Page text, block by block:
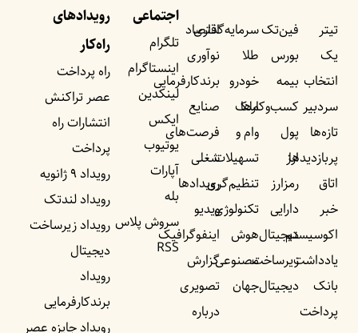
تیتر
یک
انتخاب
سردبیر
تازه‌ها
پربازدید‌ها
اتاق
خبر
اکوسیستم
یادداشت‌
بانک
پرداخت
فین‌تک
بورس
بیمه
کسب‌وکار‌ها
پول
ارز
رمزارز
دارایی
دیجیتال
زیرساخت
دیجیتال
سرمایه‌گذاری
طلا
خودرو
ملک
وام و
تسهیلات
تنظیم‌گری
تکنولوژی
هوش
مصنوعی
جهان
اقتصاد
نوآوری
برندکارفرمایی
صنایع
فرصت‌های
شغلی
رویداد‌ها
ویدیو
اینفوگرافیک
گزارش
تصویری
درباره
اجتماعی
تلگرام
اینستاگرام
لینکدین
ایکس
یوتیوب
آپارات
بله
سروش پلاس
RSS
رویداد‌های
راه‌کار
راه پرداخت
عصر تراکنش
انتشارات راه
پرداخت
رویداد ۹ ژانویه
رویداد لندتک
رویداد زیرساخت
دیجیتال
رویداد
برندکارفرمایی
رویداد جایزه عصر